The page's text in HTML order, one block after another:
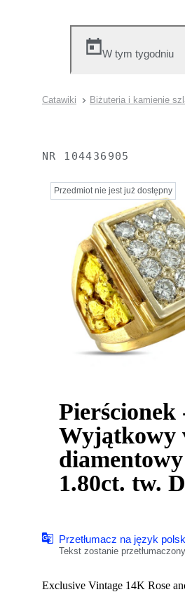
W tym tygodniu
Catawiki Biżuteria i kamienie
NR 104436905
Przedmiot nie jest już dostępny
Pierścionek
Wyjątkowy
1.80ct. tw.
Przetłumacz na język
Tekst zostanie
Exclusive Vintage 14K Rose